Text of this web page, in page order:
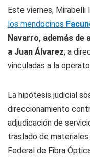
Este viernes, Mirabelli
los mendocinos
Navarro, además de
a Juan Álvarez; a
vinculadas a la
La hipótesis judicial
direccionamiento
adjudicación de
traslado de
Federal de Fibra